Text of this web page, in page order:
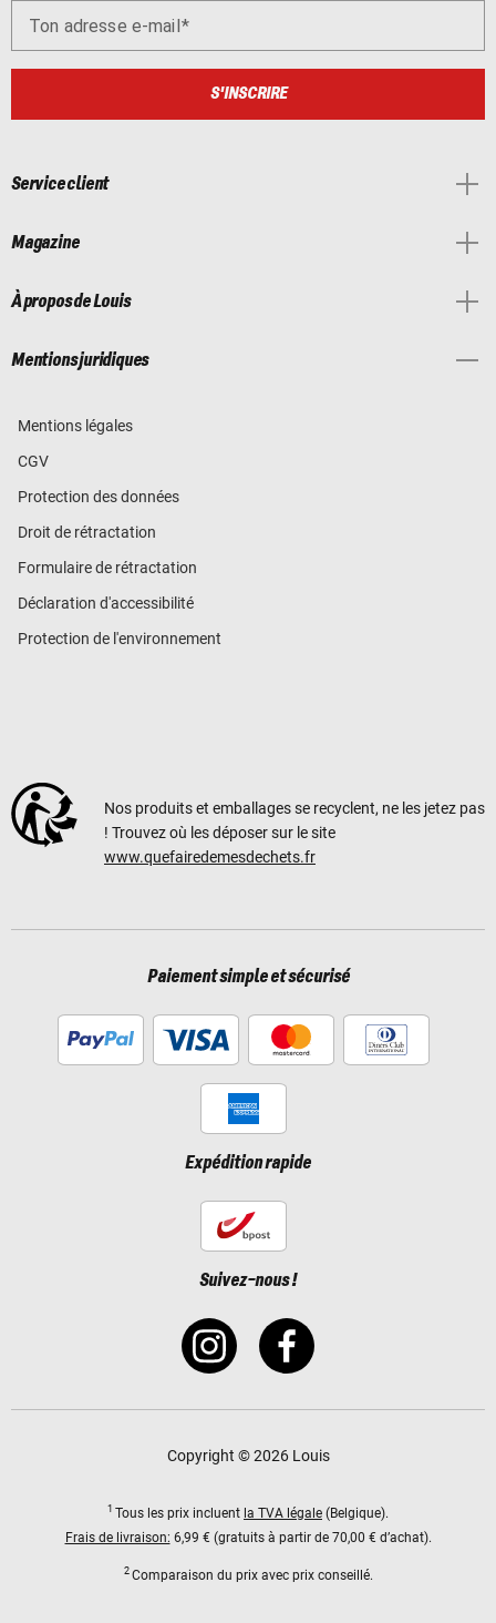
Ton adresse e-mail
S'INSCRIRE
Service client
Magazine
À propos de Louis
Mentions juridiques
Mentions légales
CGV
Protection des données
Droit de rétractation
Formulaire de rétractation
Déclaration d'accessibilité
Protection de l'environnement
Nos produits et emballages se recyclent, ne les jetez pas
! Trouvez où les déposer sur le site
www.quefairedemesdechets.fr
Paiement simple et sécurisé
Expédition rapide
Suivez-nous !
Copyright © 2026 Louis
1 Tous les prix incluent la TVA légale (Belgique).
Frais de livraison: 6,99 € (gratuits à partir de 70,00 € d’achat).
2 Comparaison du prix avec prix conseillé.